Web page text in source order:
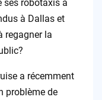
ses robotaxis à
à Dallas et
regagner la
a récemment
problème de